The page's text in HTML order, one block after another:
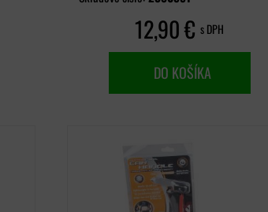
12,90 €s DPH
DO KOŠÍKA